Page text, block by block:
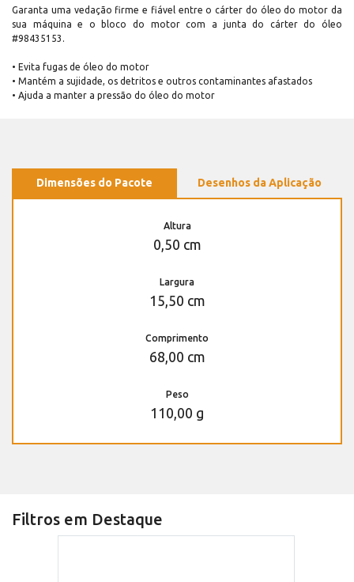
Garanta uma vedação firme e fiável entre o cárter do óleo do motor da
sua máquina e o bloco do motor com a junta do cárter do óleo
#98435153.
• Evita fugas de óleo do motor
• Mantém a sujidade, os detritos e outros contaminantes afastados
• Ajuda a manter a pressão do óleo do motor
Dimensões do Pacote Desenhos da Aplicação
Altura
0,50 cm
Largura
15,50 cm
Comprimento
68,00 cm
Peso
110,00 g
Filtros em Destaque